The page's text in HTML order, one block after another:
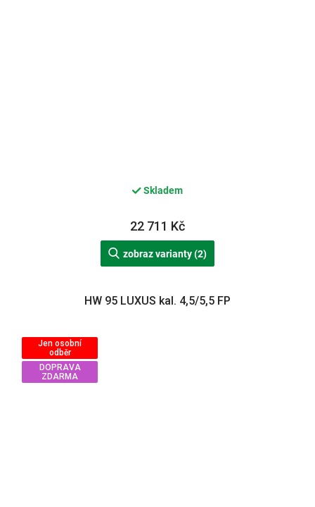
Skladem
22 711 Kč
zobraz varianty (2)
Jen osobní
odběr
DOPRAVA
ZDARMA
HW 95 LUXUS kal. 4,5/5,5 FP